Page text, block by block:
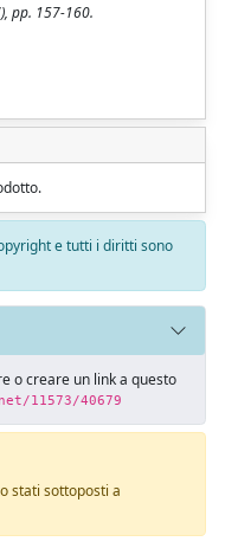
pp. 157-160.
e tutti i diritti sono
o creare un link a questo
11573/40679
stati sottoposti a